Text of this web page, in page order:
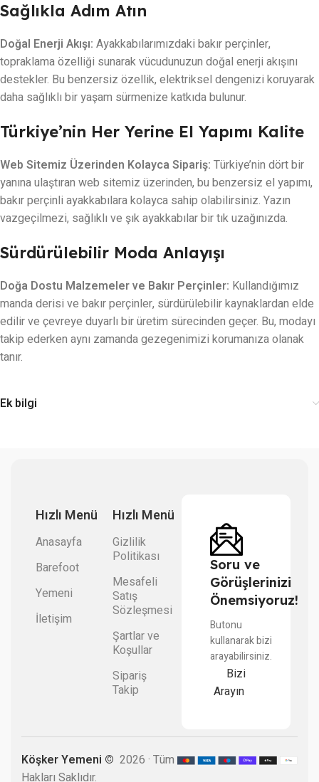
Sağlıkla Adım Atın
Doğal Enerji Akışı: Ayakkabılarımızdaki bakır perçinler,
topraklama özelliği sunarak vücudunuzun doğal enerji akışını
destekler. Bu benzersiz özellik, elektriksel dengenizi koruyarak
daha sağlıklı bir yaşam sürmenize katkıda bulunur.
Türkiye’nin Her Yerine El Yapımı Kalite
Web Sitemiz Üzerinden Kolayca Sipariş: Türkiye’nin dört bir
yanına ulaştıran web sitemiz üzerinden, bu benzersiz el yapımı,
bakır perçinli ayakkabılara kolayca sahip olabilirsiniz. Yazın
vazgeçilmezi, sağlıklı ve şık ayakkabılar bir tık uzağınızda.
Sürdürülebilir Moda Anlayışı
Doğa Dostu Malzemeler ve Bakır Perçinler: Kullandığımız
manda derisi ve bakır perçinler, sürdürülebilir kaynaklardan elde
edilir ve çevreye duyarlı bir üretim sürecinden geçer. Bu, modayı
takip ederken aynı zamanda gezegenimizi korumanıza olanak
tanır.
Ek bilgi
Hızlı Menü
Anasayfa
Barefoot
Yemeni
İletişim
Hızlı Menü
Gizlilik
Politikası
Mesafeli
Satış
Sözleşmesi
Şartlar ve
Koşullar
Sipariş
Takip
Soru ve
Görüşlerinizi
Önemsiyoruz!
Butonu
kullanarak bizi
arayabilirsiniz.
Bizi
Arayın
Köşker Yemeni © 2026 · Tüm
Hakları Saklıdır.